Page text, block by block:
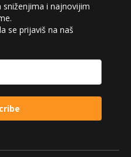
sniženjima i najnovijim
se prijaviš na naš